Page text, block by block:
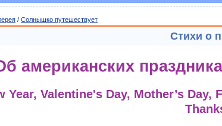
/ Солнышко путешествует
Стихи о
американских
Year, Valentine's Day, Mother’s